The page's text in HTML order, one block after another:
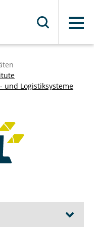
Menü
Logistiksysteme